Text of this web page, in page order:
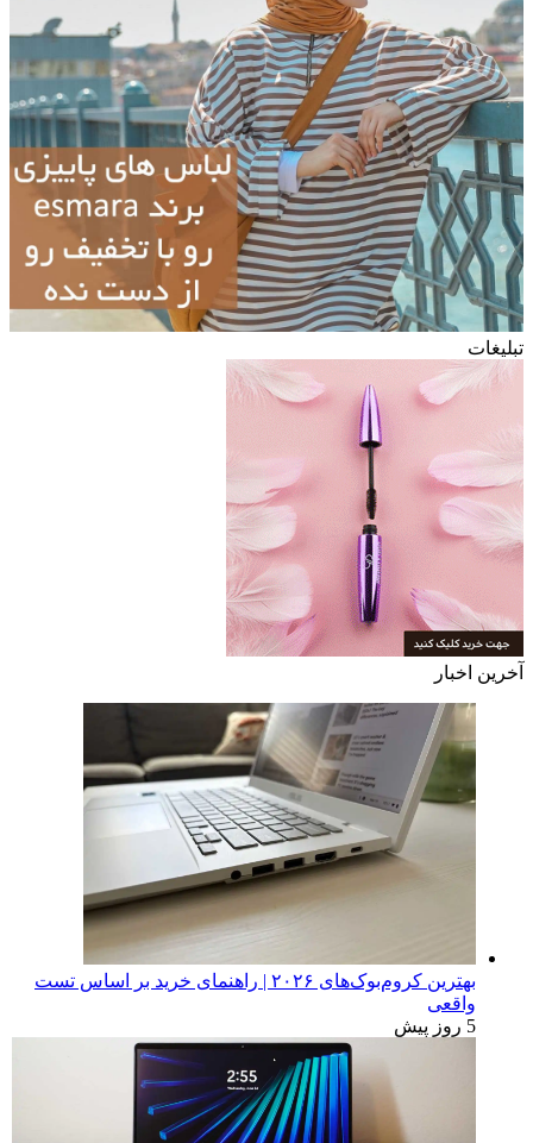
تبلیغات
آخرین اخبار
بهترین کروم‌بوک‌های ۲۰۲۶ | راهنمای خرید بر اساس تست
واقعی
5 روز پیش